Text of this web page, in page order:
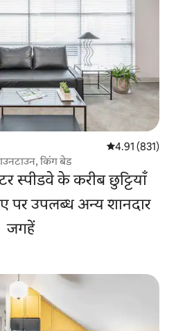
औसत रेटिंग 5 में से
4.91 (831)
डाउनटाउन, किंग बेड
स्पीडवे के करीब छुट्टियाँ
पर उपलब्ध अन्य शानदार
जगहें